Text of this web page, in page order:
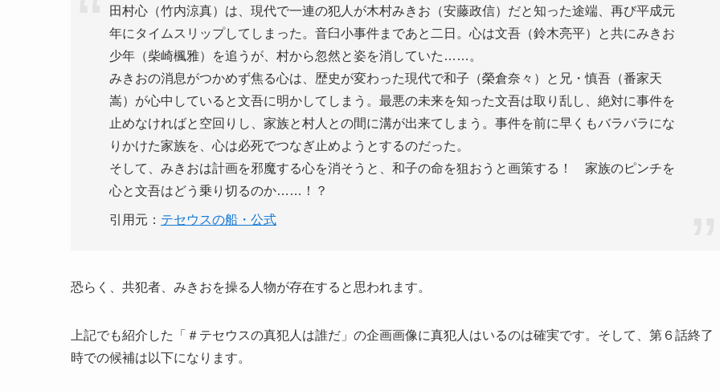
田村心（竹内涼真）は、現代で一連の犯人が木村みきお（安藤政信）だと知った途端、再び平成元
年にタイムスリップしてしまった。音臼小事件まであと二日。心は文吾（鈴木亮平）と共にみきお
少年（柴崎楓雅）を追うが、村から忽然と姿を消していた……。
みきおの消息がつかめず焦る心は、歴史が変わった現代で和子（榮倉奈々）と兄・慎吾（番家天
嵩）が心中していると文吾に明かしてしまう。最悪の未来を知った文吾は取り乱し、絶対に事件を
止めなければと空回りし、家族と村人との間に溝が出来てしまう。事件を前に早くもバラバラにな
りかけた家族を、心は必死でつなぎ止めようとするのだった。
そして、みきおは計画を邪魔する心を消そうと、和子の命を狙おうと画策する！ 家族のピンチを
心と文吾はどう乗り切るのか……！？
引用元： テセウスの船・公式
恐らく、共犯者、みきおを操る人物が存在すると思われます。
上記でも紹介した「＃テセウスの真犯人は誰だ」の企画画像に真犯人はいるのは確実です。そして、第６話終了
時での候補は以下になります。